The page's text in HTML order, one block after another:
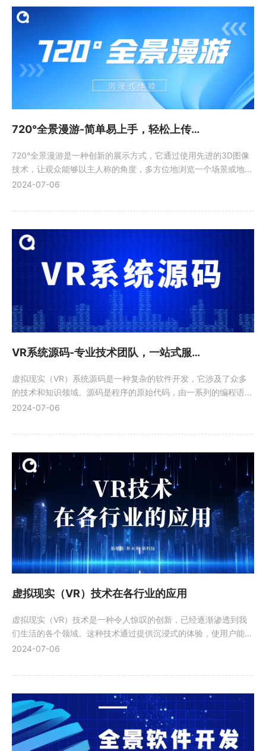
720°全景漫游-简单易上手，轻松上传，沉浸式体验
720°全景漫游是一种创新的展示方式，它通过使用先进的3D图像
技术，让观众能够以主人称的角度，多方位地浏览一个场景或地
点。这种技术让观众能够身临其境地体验到场景中的每一个细节，
2024-07-06
VR系统源码-专业技术团队，一站式服务，11年开发经验
虚拟现实（VR）系统源码是一种复杂的软件开发，它涉及了众多
的技术和知识领域。源码是程序的原始代码，由一系列的编程语句
和指令组成，通过特定的编程语言编写而成。
2024-07-06
虚拟现实（VR）技术在各行业的应用
虚拟现实（VR）技术是一种令人惊叹的创新，已经逐渐渗透到我
们生活的各个领域。这种技术通过提供沉浸式的体验，使用户能够
身临其境地感受和互动。在教育、娱乐、医疗、设计等领域，VR
2024-07-06